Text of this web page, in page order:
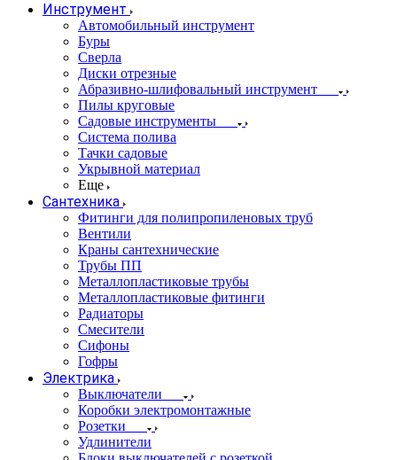
Инструмент
Автомобильный инструмент
Буры
Сверла
Диски отрезные
Абразивно-шлифовальный инструмент
Пилы круговые
Садовые инструменты
Система полива
Тачки садовые
Укрывной материал
Еще
Сантехника
Фитинги для полипропиленовых труб
Вентили
Краны сантехнические
Трубы ПП
Металлопластиковые трубы
Металлопластиковые фитинги
Радиаторы
Смесители
Сифоны
Гофры
Электрика
Выключатели
Коробки электромонтажные
Розетки
Удлинители